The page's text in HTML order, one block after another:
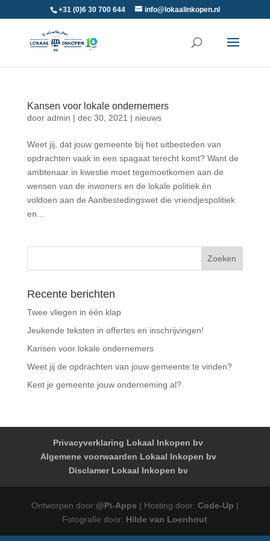
+31 (0)6 30 700 644 info@lokaalinkopen.nl
Kansen voor lokale ondernemers
door admin | dec 30, 2021 | nieuws
Weet jij, dat jouw gemeente bij het uitbesteden van
opdrachten vaak in een spagaat terecht komt? Want de
ambtenaar in kwestie moet tegemoetkomen aan de
wensen van de inwoners en de lokale politiek èn
voldoen aan de Aanbestedingswet die vriendjespolitiek
en...
Recente berichten
Twee vliegen in één klap
Jeukende teksten in offertes en inschrijvingen!
Kansen voor lokale ondernemers
Weet jij de opdrachten van jouw gemeente te vinden?
Kent je gemeente jouw onderneming al?
Privacyverklaring Lokaal Inkopen bv
Algemene voorwaarden Lokaal Inkopen bv
Disclamer Lokaal Inkopen bv
Ontworpen door:@Pi-Apps | Hosting door: Code-Up |
Fotografie door: Hilde van Loenhout